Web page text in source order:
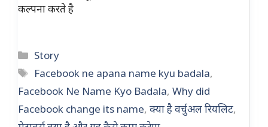
कल्पना करते है
Categories
Story
Tags
Facebook ne apana name kyu badala,
Facebook Ne Name Kyo Badala, Why did
Facebook change its name, क्या है वर्चुअल रियलिट,